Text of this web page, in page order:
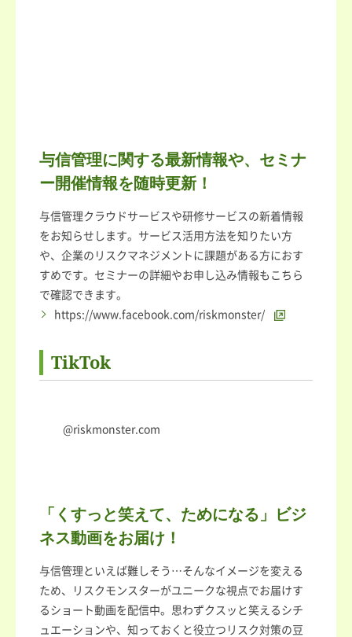
与信管理に関する最新情報や、セミナ
ー開催情報を随時更新！
与信管理クラウドサービスや研修サービスの新着情報
をお知らせします。サービス活用方法を知りたい方
や、企業のリスクマネジメントに課題がある方におす
すめです。セミナーの詳細やお申し込み情報もこちら
で確認できます。
https://www.facebook.com/riskmonster/
TikTok
@riskmonster.com
「くすっと笑えて、ためになる」ビジ
ネス動画をお届け！
与信管理といえば難しそう…そんなイメージを変える
ため、リスクモンスターがユニークな視点でお届けす
るショート動画を配信中。思わずクスッと笑えるシチ
ュエーションや、知っておくと役立つリスク対策の豆